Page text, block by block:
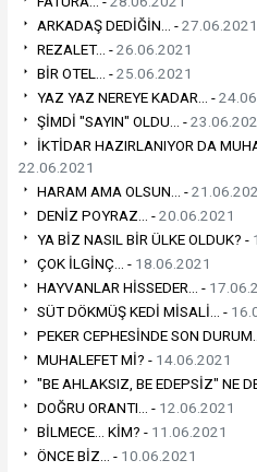
ARKADAŞ DEDİĞİN... -27.06.2021
REZALET... -26.06.2021
BİR OTEL... -25.06.2021
YAZ YAZ NEREYE KADAR... -
ŞİMDİ "SAYIN" OLDU... -
İKTİDAR HAZIRLANIYOR DA
22.06.2021
HARAM AMA OLSUN... -
DENİZ POYRAZ... -20.06.2021
YA BİZ NASIL BİR ÜLKE OLDUK? -
ÇOK İLGİNÇ... - 18.06.2021
HAYVANLAR HİSSEDER... -
SÜT DÖKMÜŞ KEDİ MİSALİ... -
PEKER CEPHESİNDE SON
MUHALEFET Mİ? - 14.06.2021
"BE AHLAKSIZ, BE EDEPSİZ" NE
DOĞRU ORANTI... - 12.06.2021
BİLMECE... KİM? - 11.06.2021
ÖNCE BİZ... - 10.06.2021